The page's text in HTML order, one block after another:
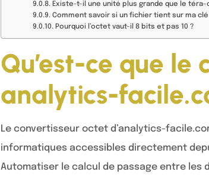
Existe-t-il une unité plus grande que le
Comment savoir si un fichier tient sur ma clé
Pourquoi l’octet vaut-il 8 bits et pas 10 ?
Qu’est-ce que le
analytics-
Le convertisseur octet d’analytics-
informatiques accessibles directement
Automatiser le calcul de passage entre les